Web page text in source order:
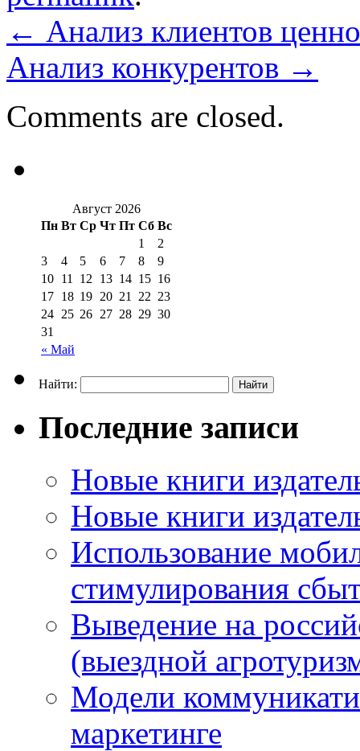
← Анализ клиентов
Анализ конкурентов →
Comments are closed.
Август 2026
Пн Вт Ср Чт Пт Сб Вс
« Май
1
2
3
4 5 6 7 8
9
10 11 12 13 14 15 16
17 18 19 20 21 22 23
24 25 26 27 28 29 30
31
Найти:
Последние записи
Новые книги
Новые книги
Использование
стимулирования
Выведение на
(выездной
Модели
маркетинге